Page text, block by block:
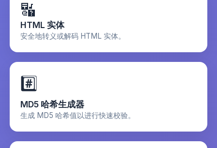
🔣
HTML 实体
安全地转义或解码 HTML 实体。
#️⃣
MD5 哈希生成器
生成 MD5 哈希值以进行快速校验。